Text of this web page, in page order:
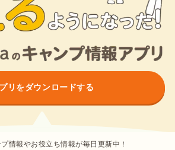
リをダウンロードする
情報やお役立ち情報が毎日更新中！